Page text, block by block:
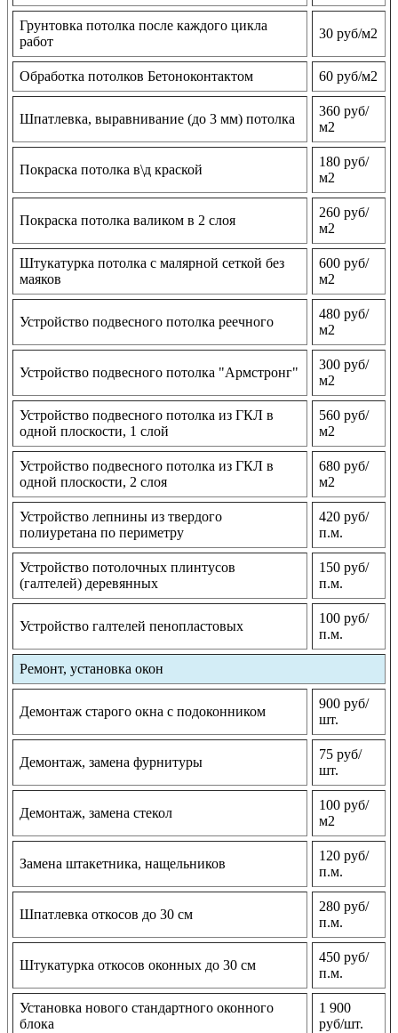
Грунтовка потолка после каждого цикла
работ
30 руб/м2
Обработка потолков Бетоноконтактом 60 руб/м2
Шпатлевка, выравнивание (до 3 мм) потолка
360 руб/
м2
Покраска потолка в\д краской
180 руб/
м2
Покраска потолка валиком в 2 слоя
260 руб/
м2
Штукатурка потолка с малярной сеткой без
маяков
600 руб/
м2
Устройство подвесного потолка реечного
480 руб/
м2
Устройство подвесного потолка "Армстронг"
300 руб/
м2
Устройство подвесного потолка из ГКЛ в
одной плоскости, 1 слой
560 руб/
м2
Устройство подвесного потолка из ГКЛ в
одной плоскости, 2 слоя
680 руб/
м2
Устройство лепнины из твердого
полиуретана по периметру
420 руб/
п.м.
Устройство потолочных плинтусов
(галтелей) деревянных
150 руб/
п.м.
Устройство галтелей пенопластовых
100 руб/
п.м.
Ремонт, установка окон
Демонтаж старого окна с подоконником
900 руб/
шт.
Демонтаж, замена фурнитуры
75 руб/
шт.
Демонтаж, замена стекол
100 руб/
м2
Замена штакетника, нащельников
120 руб/
п.м.
Шпатлевка откосов до 30 см
280 руб/
п.м.
Штукатурка откосов оконных до 30 см
450 руб/
п.м.
Установка нового стандартного оконного
блока
1 900
руб/шт.